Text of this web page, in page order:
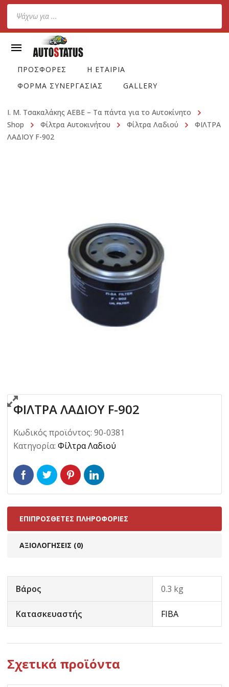
Products
search
ΠΡΟΣΦΟΡΕΣ
Η ΕΤΑΙΡΙΑ
ΦΟΡΜΑ ΣΥΝΕΡΓΑΣΙΑΣ
GALLERY
Ι. Μ. Τσακαλάκης ΑΕΒΕ – Τα πάντα για το Αυτοκίνητο
Shop
Φίλτρα Αυτοκινήτου Φίλτρα Λαδιού
ΦΙΛΤΡΑ
ΛΑΔΙΟΥ F-902
ΦΙΛΤΡΑ ΛΑΔΙΟΥ F-902
Κωδικός προϊόντος: 90-0381
Κατηγορία: Φίλτρα Λαδιού
ΕΠΙΠΡΌΣΘΕΤΕΣ ΠΛΗΡΟΦΟΡΊΕΣ
ΑΞΙΟΛΟΓΉΣΕΙΣ (0)
Βάρος 0.3 kg
Κατασκευαστής FIBA
Σχετικά προϊόντα